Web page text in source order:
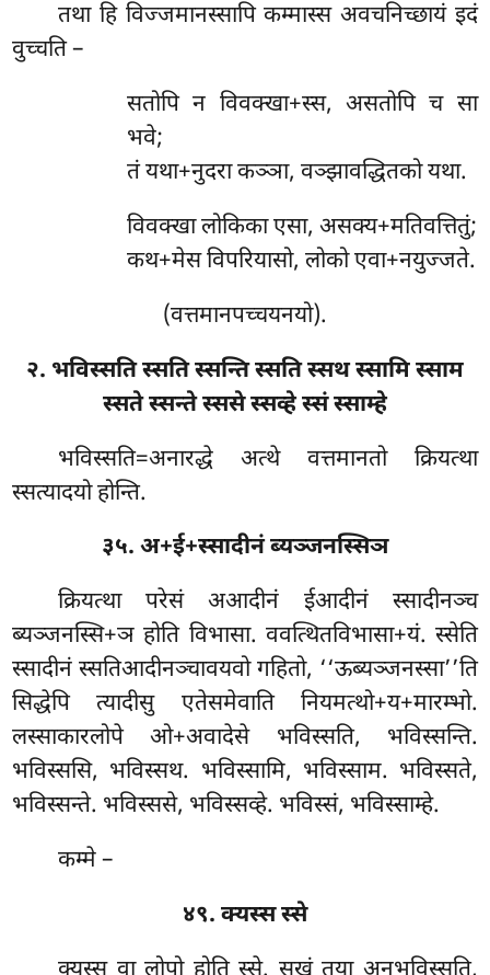
तथा हि विज्जमानस्सापि कम्मास्स अवचनिच्छायं इदं
वुच्चति –
सतोपि न विवक्खा+स्स, असतोपि च सा
भवे;
तं यथा+नुदरा कञ्ञा, वञ्झावद्धितको यथा.
विवक्खा लोकिका एसा, असक्य+मतिवत्तितुं;
कथ+मेस विपरियासो, लोको एवा+नयुज्जते.
(वत्तमानपच्चयनयो).
२. भविस्सति स्सति स्सन्ति स्सति स्सथ स्सामि स्साम
स्सते स्सन्ते स्ससे स्सव्हे स्सं स्साम्हे
भविस्सति=अनारद्धे अत्थे वत्तमानतो क्रियत्था
स्सत्यादयो होन्ति.
३५. अ+ई+स्सादीनं ब्यञ्जनस्सिञ
क्रियत्था परेसं अआदीनं ईआदीनं स्सादीनञ्च
ब्यञ्जनस्सि+ञ होति विभासा. ववत्थितविभासा+यं. स्सेति
स्सादीनं स्सतिआदीनञ्चावयवो गहितो, ‘‘ऊब्यञ्जनस्सा’’ति
सिद्धेपित्यादीसु एतेसमेवाति नियमत्थो+य+मारम्भो.
लस्साकारलोपे ओ+अवादेसे भविस्सति, भविस्सन्ति.
भविस्ससि, भविस्सथ. भविस्सामि, भविस्साम. भविस्सते,
भविस्सन्ते. भविस्ससे, भविस्सव्हे. भविस्सं, भविस्साम्हे.
कम्मे –
४९. क्यस्स स्से